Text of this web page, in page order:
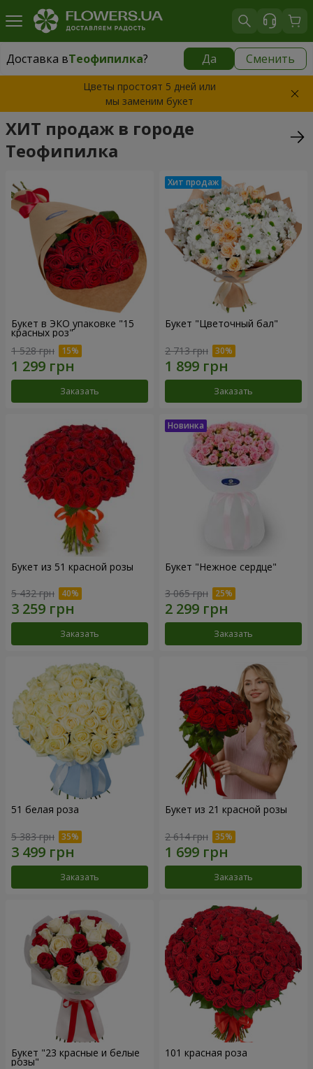
Доставка вТеофипилка? Да Сменить
Доставка вТеофипилка|
Цветы простоят 5 дней или
мы заменим букет
ХИТ продаж в городе
Теофипилка
Букет в ЭКО упаковке "15
красных роз"
1 528 грн
Заказать
Букет "Цветочный бал"
2 713 грн
Заказать
Букет из 51 красной розы
5 432 грн
Заказать
Букет "Нежное сердце"
3 065 грн
Заказать
51 белая роза
5 383 грн
Заказать
Букет из 21 красной розы
2 614 грн
Заказать
Букет "23 красные и белые
розы"
101 красная роза